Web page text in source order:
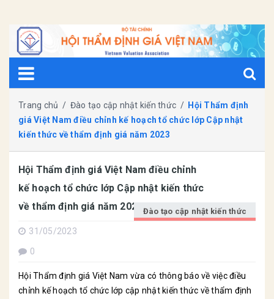
Trang chủ / Đào tạo cập nhật kiến thức / Hội Thẩm định
giá Việt Nam điều chỉnh kế hoạch tổ chức lớp Cập nhật
kiến thức về thẩm định giá năm 2023
Hội Thẩm định giá Việt Nam điều chỉnh
kế hoạch tổ chức lớp Cập nhật kiến thức
về thẩm định giá năm 2023
Đào tạo cập nhật kiến thức
31/05/2023
0
Hội Thẩm định giá Việt Nam vừa có thông báo về việc điều
chỉnh kế hoạch tổ chức lớp cập nhật kiến thức về thẩm định